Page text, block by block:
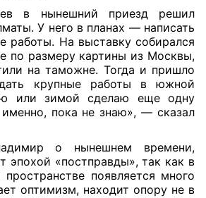
в нынешний приезд решил
У него в планах — написать
работы. На выставку собирался
по размеру картины из Москвы,
на таможне. Тогда и пришло
крупные работы в южной
или зимой сделаю еще одну
именно, пока не знаю», — сказал
о нынешнем времени,
эпохой «постправды», так как в
появляется много
оптимизм, находит опору не в